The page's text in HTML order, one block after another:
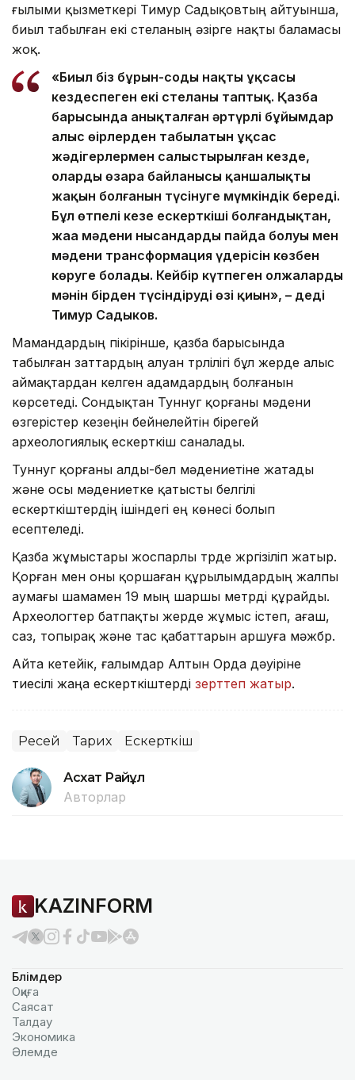
ғылыми қызметкері Тимур Садықовтың айтуынша,
биыл табылған екі стеланың әзірге нақты баламасы
жоқ.
«Биыл біз бұрын-соңды нақты ұқсасы
кездеспеген екі стеланы таптық. Қазба
барысында анықталған әртүрлі бұйымдар
алыс өңірлерден табылатын ұқсас
жәдігерлермен салыстырылған кезде,
олардың өзара байланысы қаншалықты
жақын болғанын түсінуге мүмкіндік береді.
Бұл өтпелі кезең ескерткіші болғандықтан,
жаңа мәдени нысандардың пайда болуы мен
мәдени трансформация үдерісін көзбен
көруге болады. Кейбір күтпеген олжалардың
мәнін бірден түсіндірудің өзі қиын», – деді
Тимур Садыков.
Мамандардың пікірінше, қазба барысында
табылған заттардың алуан түрлілігі бұл жерде алыс
аймақтардан келген адамдардың болғанын
көрсетеді. Сондықтан Туннуг қорғаны мәдени
өзгерістер кезеңін бейнелейтін бірегей
археологиялық ескерткіш саналады.
Туннуг қорғаны алды-бел мәдениетіне жатады
және осы мәдениетке қатысты белгілі
ескерткіштердің ішіндегі ең көнесі болып
есептеледі.
Қазба жұмыстары жоспарлы түрде жүргізіліп жатыр.
Қорған мен оны қоршаған құрылымдардың жалпы
аумағы шамамен 19 мың шаршы метрді құрайды.
Археологтер батпақты жерде жұмыс істеп, ағаш,
саз, топырақ және тас қабаттарын аршуға мәжбүр.
Айта кетейік, ғалымдар Алтын Орда дәуіріне
тиесілі жаңа ескерткіштерді зерттеп жатыр.
Ресей Тарих Ескерткіш
Асхат Райқұл
Авторлар
KAZINFORM
Бөлімдер
Оқиға
Саясат
Талдау
Экономика
Әлемде